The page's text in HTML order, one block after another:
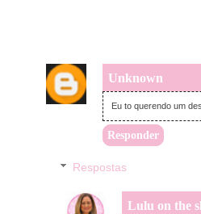
Unknown
Eu to querendo um
Responder
Respostas
Lulu on the